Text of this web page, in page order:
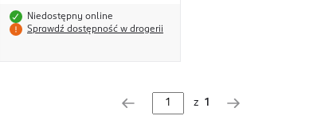
Niedostępny online
Sprawdź dostępność w drogerii
z 1